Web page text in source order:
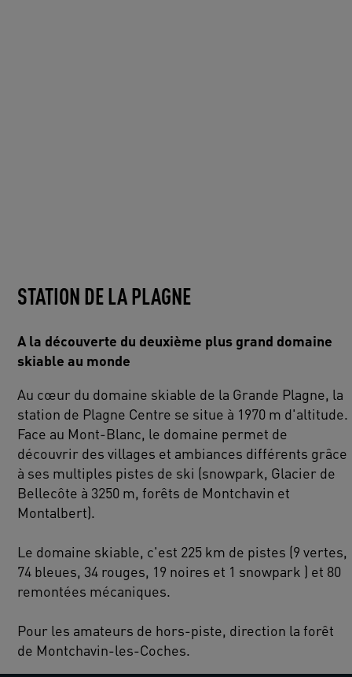
STATION DE LA PLAGNE
A la découverte du deuxième plus grand domaine
skiable au monde
Au cœur du domaine skiable de la Grande Plagne, la
station de Plagne Centre se situe à 1970 m d'altitude.
Face au Mont-Blanc, le domaine permet de
découvrir des villages et ambiances différents grâce
à ses multiples pistes de ski (snowpark, Glacier de
Bellecôte à 3250 m, forêts de Montchavin et
Montalbert).
Le domaine skiable, c'est 225 km de pistes (9 vertes,
74 bleues, 34 rouges, 19 noires et 1 snowpark ) et 80
remontées mécaniques.
Pour les amateurs de hors-piste, direction la forêt
de Montchavin-les-Coches.